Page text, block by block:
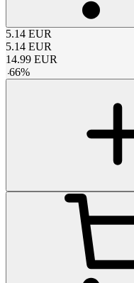
5.14 EUR
5.14 EUR
14.99 EUR
-66%